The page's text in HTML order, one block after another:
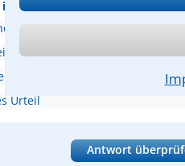
ist eine Willenserklärung im
Entscheidung
auf eine Rechtsfolge
Verpflichtung
Urteil
Antwort